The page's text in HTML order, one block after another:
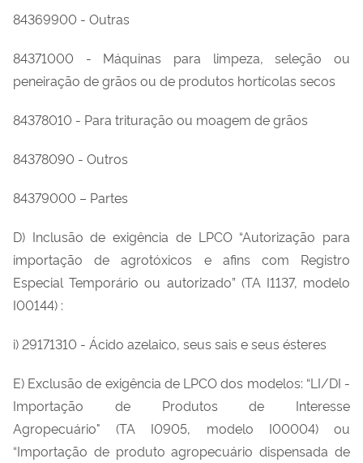
84369900 - Outras
84371000 - Máquinas para limpeza, seleção ou
peneiração de grãos ou de produtos hortícolas secos
84378010 - Para trituração ou moagem de grãos
84378090 - Outros
84379000 – Partes
D) Inclusão de exigência de LPCO “Autorização para
importação de agrotóxicos e afins com Registro
Especial Temporário ou autorizado” (TA I1137, modelo
I00144) :
i) 29171310 - Ácido azelaico, seus sais e seus ésteres
E) Exclusão de exigência de LPCO dos modelos: “LI/DI -
Importação de Produtos de Interesse
Agropecuário" (TA I0905, modelo I00004) ou
“Importação de produto agropecuário dispensada de